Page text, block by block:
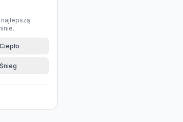
Ciepło
Śnieg